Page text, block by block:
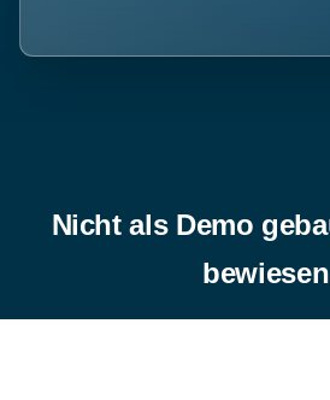
Nicht als Demo